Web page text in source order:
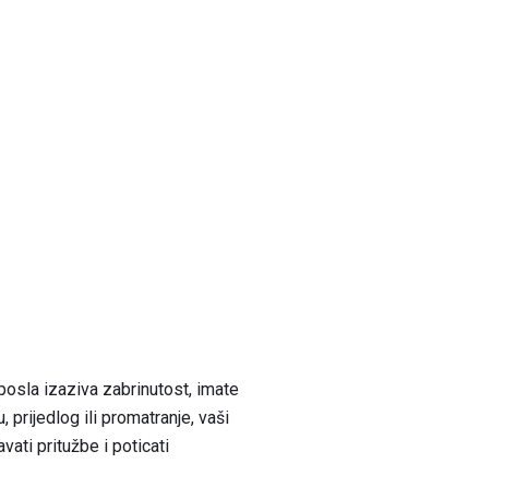
izaziva zabrinutost, imate
prijedlog ili promatranje, vaši
pritužbe i poticati